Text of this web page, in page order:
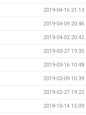
2019-04-16 21:13
2019-04-09 20:46
2019-04-02 20:42
2019-03-27 19:35
2019-03-16 10:48
2019-03-09 10:39
2019-02-27 19:22
2018-10-14 15:09